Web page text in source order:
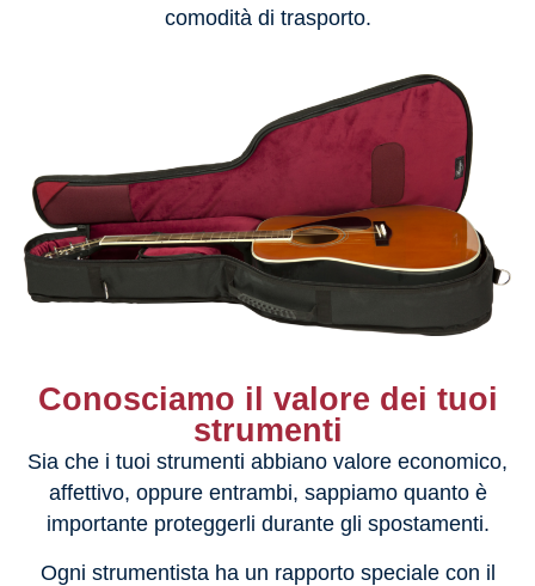
comodità di trasporto.
Conosciamo il valore dei tuoi
strumenti
Sia che i tuoi strumenti abbiano valore economico,
affettivo, oppure entrambi, sappiamo quanto è
importante proteggerli durante gli spostamenti.
Ogni strumentista ha un rapporto speciale con il